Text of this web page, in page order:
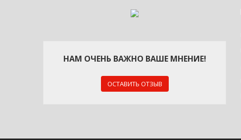
НАМ ОЧЕНЬ ВАЖНО ВАШЕ МНЕНИЕ!
ОСТАВИТЬ ОТЗЫВ